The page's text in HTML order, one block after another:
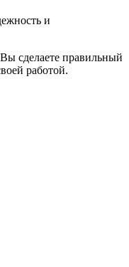
и
сделаете правильный
работой.